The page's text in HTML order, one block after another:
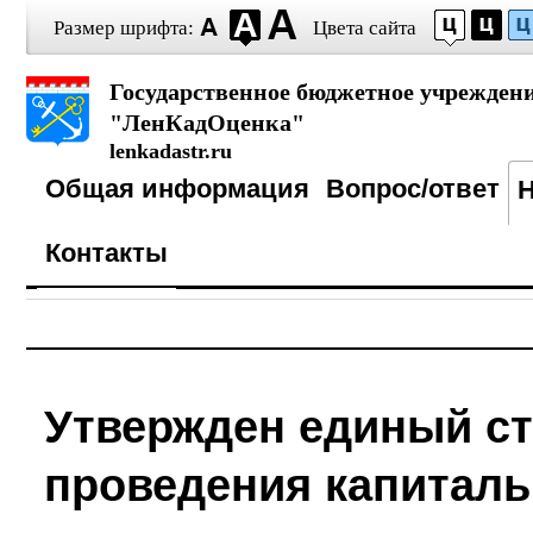
Размер шрифта: Цвета сайта
Государственное бюджетное
"ЛенКадОценка"
lenkadastr.ru
Общая информация Вопрос/ответ
Контакты
Утвержден единый
проведения